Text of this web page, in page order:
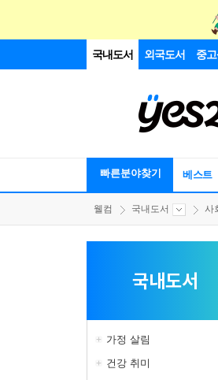
국내도서 외국도서 중
빠른분야찾기 베스트
웰컴 국내도서 사
국내도서
가정 살림
건강 취미